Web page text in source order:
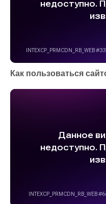
Как пользоваться